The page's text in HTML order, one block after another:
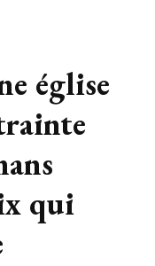
église
qui